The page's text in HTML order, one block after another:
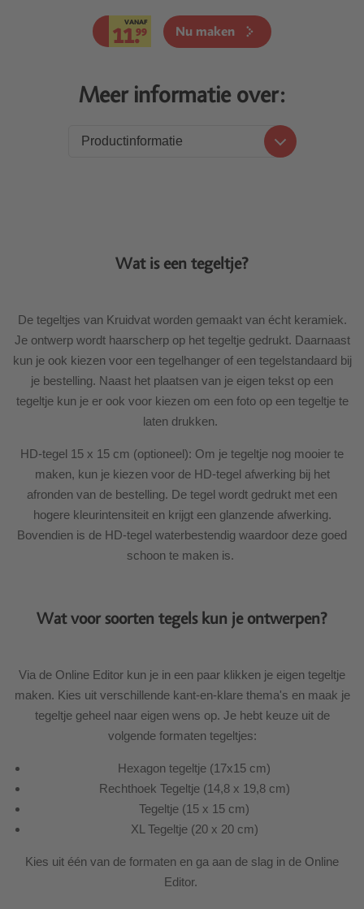
VANAF
11.99 Nu maken
Meer informatie over:
Productinformatie
Wat is een tegeltje?
De tegeltjes van Kruidvat worden gemaakt van écht keramiek.
Je ontwerp wordt haarscherp op het tegeltje gedrukt. Daarnaast
kun je ook kiezen voor een tegelhanger of een tegelstandaard bij
je bestelling. Naast het plaatsen van je eigen tekst op een
tegeltje kun je er ook voor kiezen om een foto op een tegeltje te
laten drukken.
HD-tegel 15 x 15 cm (optioneel): Om je tegeltje nog mooier te
maken, kun je kiezen voor de HD-tegel afwerking bij het
afronden van de bestelling. De tegel wordt gedrukt met een
hogere kleurintensiteit en krijgt een glanzende afwerking.
Bovendien is de HD-tegel waterbestendig waardoor deze goed
schoon te maken is.
Wat voor soorten tegels kun je ontwerpen?
Via de Online Editor kun je in een paar klikken je eigen tegeltje
maken. Kies uit verschillende kant-en-klare thema's en maak je
tegeltje geheel naar eigen wens op. Je hebt keuze uit de
volgende formaten tegeltjes:
Hexagon tegeltje (17x15 cm)
Rechthoek Tegeltje (14,8 x 19,8 cm)
Tegeltje (15 x 15 cm)
XL Tegeltje (20 x 20 cm)
Kies uit één van de formaten en ga aan de slag in de Online
Editor.